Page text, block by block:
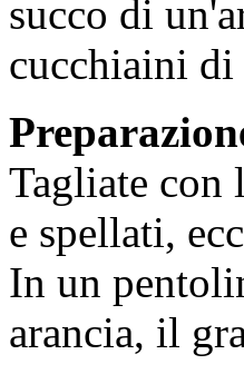
succo di
cucchiaini di
Tagliate con
e spellati,
In un
arancia, il